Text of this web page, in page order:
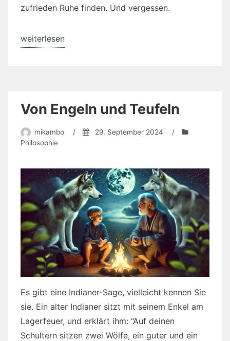
zufrieden Ruhe finden. Und vergessen.
„Die
weiterlesen
Von Engeln und Teufeln
mikambo / 29. September 2024
/
Philosophie
Es gibt eine Indianer-Sage, vielleicht kennen Sie
sie. Ein alter Indianer sitzt mit seinem Enkel am
Lagerfeuer, und erklärt ihm: “Auf deinen
Schultern sitzen zwei Wölfe, ein guter und ein